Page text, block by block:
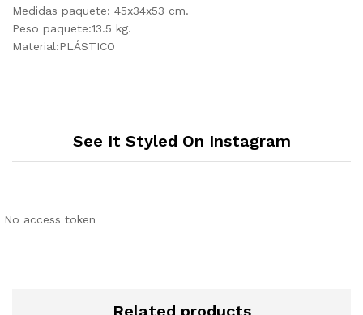
Medidas paquete: 45x34x53 cm.
Peso paquete:13.5 kg.
Material:PLÁSTICO
See It Styled On Instagram
No access token
Related products